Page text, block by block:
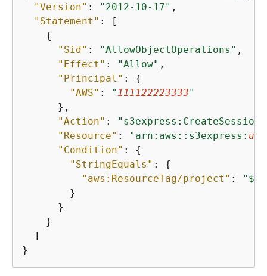
"Version" : "2012-10-17" ,
"Statement" : [
{
"Sid" : "AllowObjectOperations" ,
"Effect" : "Allow" ,
"Principal" : {
"AWS" : " 111122223333"
      },
"Action" : "s3express:CreateSession"
"Resource" : "arn:aws::s3express:
"Condition" : {
"StringEquals" : {
"aws:ResourceTag/project" : "$
        }
      }
    }
  ]
}